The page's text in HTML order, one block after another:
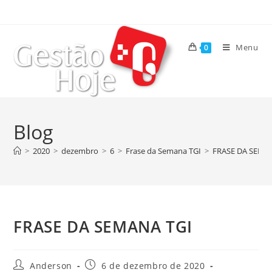
0 Menu
Blog
> 2020 > dezembro > 6 > Frase da Semana TGI > FRASE DA
FRASE DA SEMANA TGI
Anderson
6 de dezembro de 2020